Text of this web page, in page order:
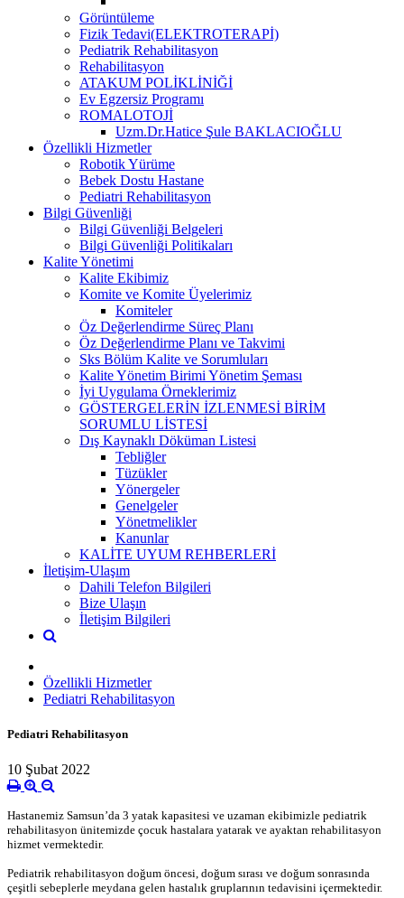
Görüntüleme
Fizik Tedavi(ELEKTROTERAPİ)
Pediatrik Rehabilitasyon
Rehabilitasyon
ATAKUM POLİKLİNİĞİ
Ev Egzersiz Programı
ROMALOTOJİ
Uzm.Dr.Hatice Şule BAKLACIOĞLU
Özellikli Hizmetler
Robotik Yürüme
Bebek Dostu Hastane
Pediatri Rehabilitasyon
Bilgi Güvenliği
Bilgi Güvenliği Belgeleri
Bilgi Güvenliği Politikaları
Kalite Yönetimi
Kalite Ekibimiz
Komite ve Komite Üyelerimiz
Komiteler
Öz Değerlendirme Süreç Planı
Öz Değerlendirme Planı ve Takvimi
Sks Bölüm Kalite ve Sorumluları
Kalite Yönetim Birimi Yönetim Şeması
İyi Uygulama Örneklerimiz
GÖSTERGELERİN İZLENMESİ BİRİM
SORUMLU LİSTESİ
Dış Kaynaklı Döküman Listesi
Tebliğler
Tüzükler
Yönergeler
Genelgeler
Yönetmelikler
Kanunlar
KALİTE UYUM REHBERLERİ
İletişim-Ulaşım
Dahili Telefon Bilgileri
Bize Ulaşın
İletişim Bilgileri
Özellikli Hizmetler
Pediatri Rehabilitasyon
Pediatri Rehabilitasyon
10 Şubat 2022
Hastanemiz Samsun’da 3 yatak kapasitesi ve uzaman ekibimizle pediatrik
rehabilitasyon ünitemizde çocuk hastalara yatarak ve ayaktan rehabilitasyon
hizmet vermektedir.
Pediatrik rehabilitasyon doğum öncesi, doğum sırası ve doğum sonrasında
çeşitli sebeplerle meydana gelen hastalık gruplarının tedavisini içermektedir.